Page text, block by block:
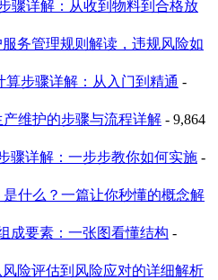
骤详解：从收到物料到合格放
务管理规则解读，违规风险如
步骤详解：从入门到精通 -
维护的步骤与流程详解 - 9,864
骤详解：一步步教你如何实施 -
什么？一篇让你秒懂的概念解
成要素：一张图看懂结构 -
险评估到风险应对的详细解析